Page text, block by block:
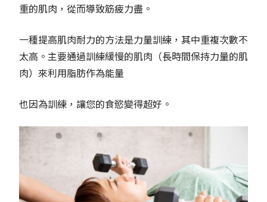
重的肌肉，從而導致筋疲力盡。
一種提高肌肉耐力的方法是力量訓練，其中重複次數不
太高。主要通過訓練緩慢的肌肉（長時間保持力量的肌
肉）來利用脂肪作為能量
也因為訓練，讓您的食慾變得超好。